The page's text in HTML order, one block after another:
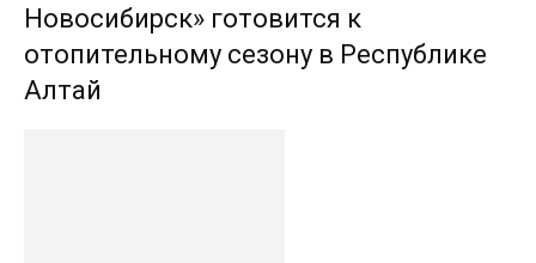
Новосибирск» готовится к
отопительному сезону в Республике
Алтай